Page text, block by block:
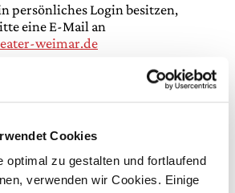
Cookies
optimal zu gestalten und fortlaufend
verwenden wir Cookies. Einige
persönliches Login besitzen,
eine E-Mail an
weimar.de
Nutzungsbedingungen
gestellten Fotos dürfen nur mit
für aktuelle
die betreffende Inszenierung, das